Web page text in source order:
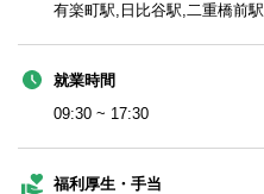
有楽町駅,日比谷駅,二重橋前駅
就業時間
09:30 ~ 17:30
福利厚生・手当